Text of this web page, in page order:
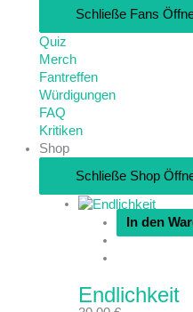
Schließe Fans
Quiz
Merch
Fantreffen
Würdigungen
FAQ
Kritiken
Shop
Schließe Shop
In den
Endlichkeit